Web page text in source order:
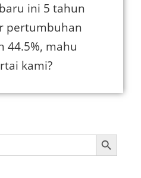
ini 5 tahun
pertumbuhan
44.5%, mahu
kami?
BUTANG